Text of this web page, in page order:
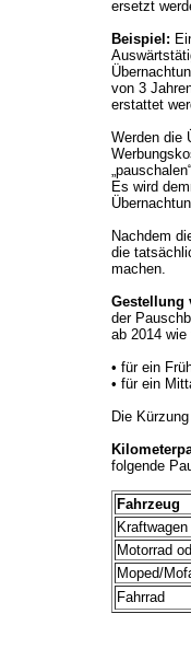
ersetzt
Beispiel:
von 3
erstattet
Werden die
Es wird
Nachdem
die
machen.
Gestellung
der
ab 2014
• für ein
• für ein
Die
folgende
Fahrzeug
Kraftwagen
Motorrad
Moped/
Fahrrad